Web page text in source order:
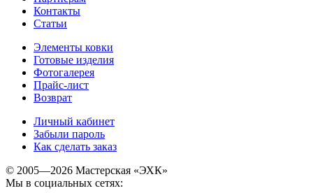
Контакты
Статьи
Элементы ковки
Готовые изделия
Фотогалерея
Прайс-лист
Возврат
Личный кабинет
Забыли пароль
Как сделать заказ
© 2005—2026 Мастерская «ЭХК»
Мы в социальных сетях: